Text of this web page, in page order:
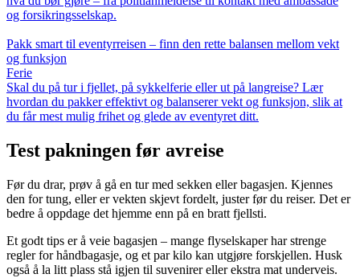
og forsikringsselskap.
Pakk smart til eventyrreisen – finn den rette balansen mellom vekt
og funksjon
Ferie
Skal du på tur i fjellet, på sykkelferie eller ut på langreise? Lær
hvordan du pakker effektivt og balanserer vekt og funksjon, slik at
du får mest mulig frihet og glede av eventyret ditt.
Test pakningen før avreise
Før du drar, prøv å gå en tur med sekken eller bagasjen. Kjennes
den for tung, eller er vekten skjevt fordelt, juster før du reiser. Det er
bedre å oppdage det hjemme enn på en bratt fjellsti.
Et godt tips er å veie bagasjen – mange flyselskaper har strenge
regler for håndbagasje, og et par kilo kan utgjøre forskjellen. Husk
også å la litt plass stå igjen til suvenirer eller ekstra mat underveis.